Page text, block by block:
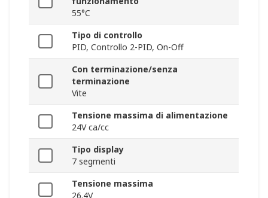
55°C
Tipo di controllo
PID, Controllo 2-PID, On-Off
Con terminazione/senza
terminazione
Vite
Tensione massima di alimentazione
24V ca/cc
Tipo display
7 segmenti
Tensione massima
26.4V